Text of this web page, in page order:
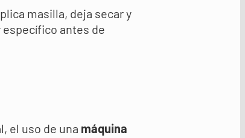
masilla, deja secar y
antes de
el uso de una máquina